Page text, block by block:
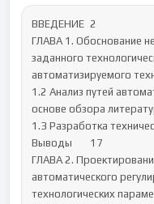
ВВЕДЕНИЕ	2
ГЛАВА 1. Обоснование
заданного
автоматизируемого
1.2 Анализ путей
основе обзора
1.3 Разработка
Выводы	17
ГЛАВА 2.
автоматического
технологических